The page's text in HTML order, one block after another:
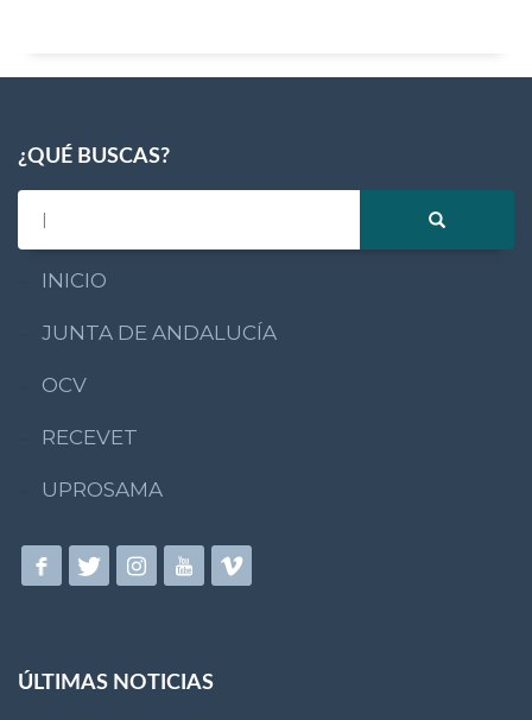
¿QUÉ BUSCAS?
INICIO
JUNTA DE ANDALUCÍA
OCV
RECEVET
UPROSAMA
ÚLTIMAS NOTICIAS